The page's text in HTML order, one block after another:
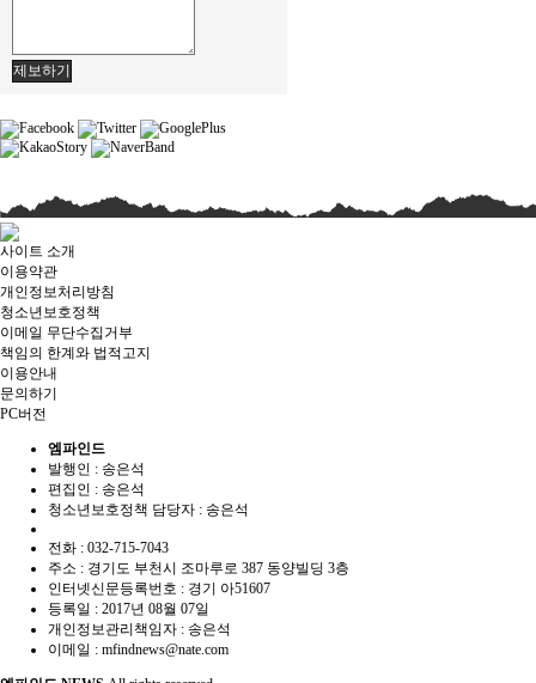
제보하기
사이트 소개
이용약관
개인정보처리방침
청소년보호정책
이메일 무단수집거부
책임의 한계와 법적고지
이용안내
문의하기
PC버전
엠파인드
발행인 : 송은석
편집인 : 송은석
청소년보호정책 담당자 : 송은석
전화 : 032-715-7043
주소 : 경기도 부천시 조마루로 387 동양빌딩 3층
인터넷신문등록번호 : 경기 아51607
등록일 : 2017년 08월 07일
개인정보관리책임자 : 송은석
이메일 : mfindnews@nate.com